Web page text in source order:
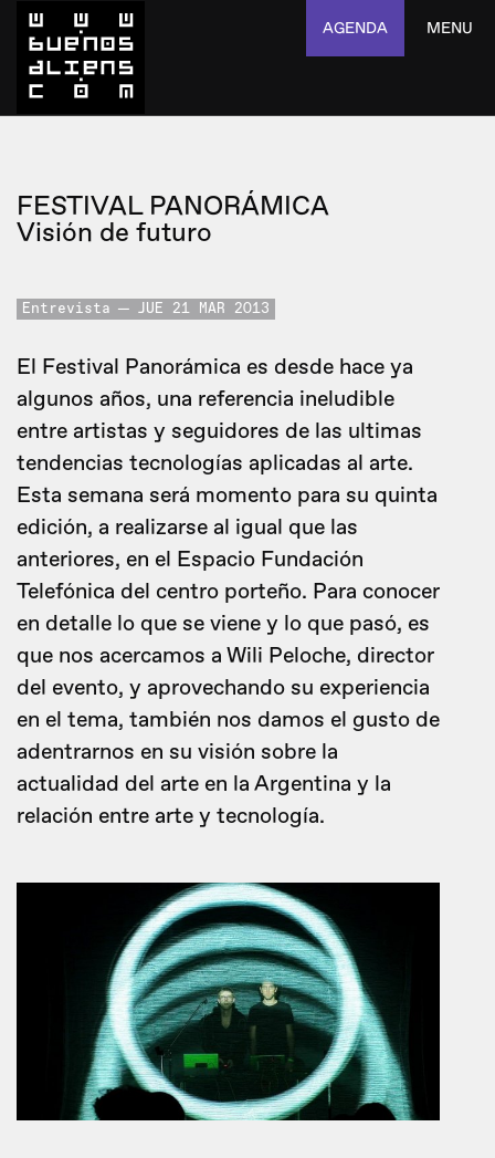
AGENDA MENU
FESTIVAL PANORÁMICA
Visión de futuro
Entrevista JUE 21 MAR 2013
El Festival Panorámica es desde hace ya
algunos años, una referencia ineludible
entre artistas y seguidores de las ultimas
tendencias tecnologías aplicadas al arte.
Esta semana será momento para su quinta
edición, a realizarse al igual que las
anteriores, en el Espacio Fundación
Telefónica del centro porteño. Para conocer
en detalle lo que se viene y lo que pasó, es
que nos acercamos a Wili Peloche, director
del evento, y aprovechando su experiencia
en el tema, también nos damos el gusto de
adentrarnos en su visión sobre la
actualidad del arte en la Argentina y la
relación entre arte y tecnología.